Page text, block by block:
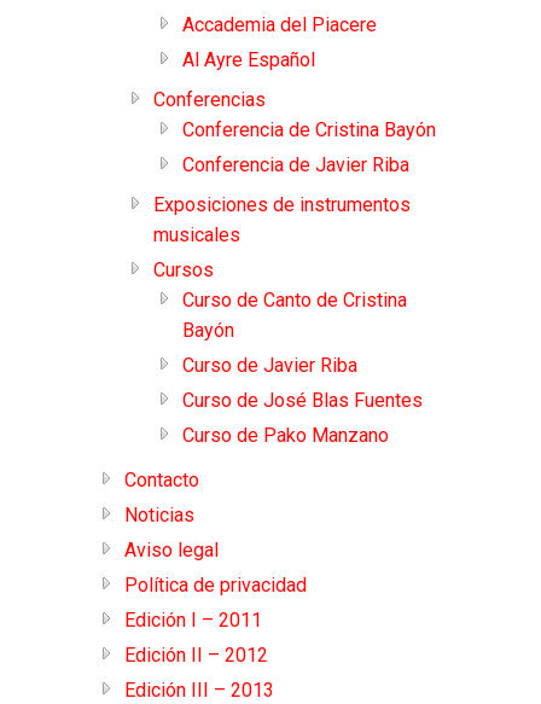
Accademia del Piacere
Al Ayre Español
Conferencias
Conferencia de Cristina Bayón
Conferencia de Javier Riba
Exposiciones de instrumentos
musicales
Cursos
Curso de Canto de Cristina
Bayón
Curso de Javier Riba
Curso de José Blas Fuentes
Curso de Pako Manzano
Contacto
Noticias
Aviso legal
Política de privacidad
Edición I – 2011
Edición II – 2012
Edición III – 2013